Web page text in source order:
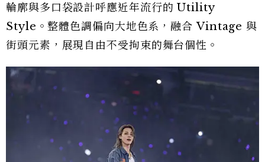
輪廓與多口袋設計呼應近年流行的 Utility
Style。整體色調偏向大地色系，融合 Vintage 與
街頭元素，展現自由不受拘束的舞台個性。